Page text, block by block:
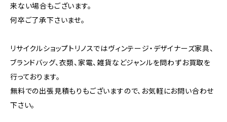
来ない場合もございます。
何卒ご了承下さいませ。
リサイクルショップトリノスではヴィンテージ・デザイナーズ家具、
ブランドバッグ、衣類、家電、雑貨などジャンルを問わずお買取を
行っております。
無料での出張見積もりもございますので、お気軽にお問い合わせ
下さい。